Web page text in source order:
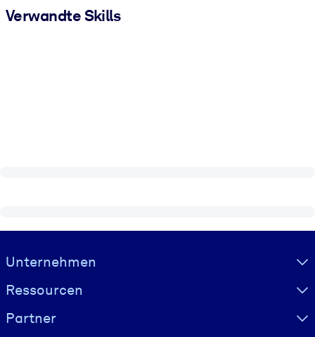
Verwandte Skills
Visually hidden Text
Unternehmen
Ressourcen
Partner